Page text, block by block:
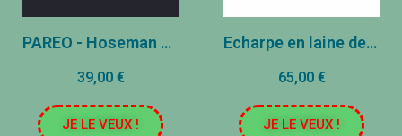
PAREO - Hoseman y Pineapple
39,00 €
JE LE VEUX !
Echarpe en laine de Yak - Orange
65,00 €
JE LE VEUX !